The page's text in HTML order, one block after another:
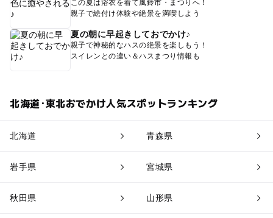
この夏は浴衣を着て風鈴市・まつりへ！
親子で絵付け体験や絶景を満喫しよう
夏の朝に早起きしておでかけ♪
親子で神秘的なハスの絶景を楽しもう！
スイレンとの違い＆ハスまつり情報も
北海道･東北おでかけ人気スポットランキング
北海道 青森県
岩手県 宮城県
秋田県 山形県